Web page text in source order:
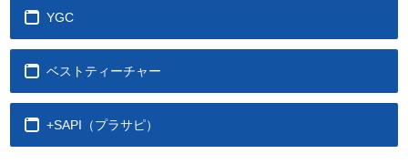
YGC
ベストティーチャー
+SAPI（プラサピ）